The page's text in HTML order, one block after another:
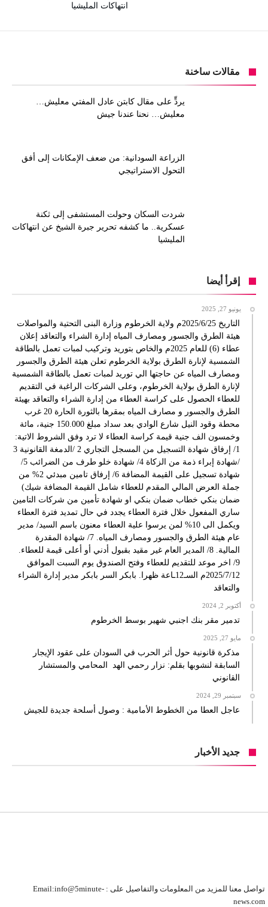
انتهاكات المليشيا
مقالات ساخنة
يردٍّ على مقال كابتن عادل المفتي معليش…
معليش… نحنا عندنا جيش
الزراعة السودانية: من ضعف الإمكانات إلى أفق
التحول الاستراتيجي
شردت السكان وحولت المستشفى إلى ثكنة
عسكرية.. ما كشفه تحرير جبرة الشيخ عن انتهاكات
المليشيا
إقرأ أيضا
يونيو 27, 2025
التاريخ 2025/6/25م ولاية الخرطوم وزارة البنى التحتية والمواصلات
هيئة الطرق والجسور ومصارف المياه إدارة الشراء والتعاقد إعلان
عطاء (6) للعام 2025م والخاص بتوريد وتركيب لمبات تعمل بالطاقة
الشمسية لإنارة الطرق بولاية الخرطوم تعلن هيئة الطرق والجسور
ومصارف المياه عن حاجتها الي توريد لمبات تعمل بالطاقة الشمسية
لإنارة الطرق بولاية الخرطوم، وعلى الشركات الراغبة في التقديم
للعطاء الحصول على كراسة العطاء من إدارة الشراء والتعاقد بهيئة
الطرق والجسور و مصارف المياه بمقرها بالثورة الحارة 20 غرب
محطة وقود النيل شارع الوادي بعد سداد مبلغ 150.000 جنية، مائة
وخمسون الف جنية قيمة كراسة العطاء لا ترد وفق الشروط الاتية:
1/ إرفاق شهادة التسجيل من المسجل التجاري 2 /الدمغة القانونية 3
/شهادة إبراء ذمة من الزكاة 4/ شهادة خلو طرف من الضرائب 5/
شهادة تسجيل على القيمة المضافة 6/ إرفاق تامين مبدئي 2% من
جملة العرض المالي المقدم للعطاء شامل القيمة المضافة شيك)
ضمان بنكي خطاب ضمان بنكي او شهادة تأمين من شركات التامين
ساري المفعول خلال فترة العطاء يجدد في حال تمديد فترة العطاء
ويكمل الى 10% لمن يرسوا علية العطاء معنون باسم السيد/ مدير
عام هيئة الطرق والجسور ومصارف المياه. 7/ شهادة المقدرة
المالية. 8/ المدير العام غير مقيد بقبول أدني أو أعلى قيمة للعطاء.
9/ اخر موعد للتقديم للعطاء وفتح الصندوق يوم السبت الموافق
2025/7/12م السـ12ـاعة ظهرا. بابكر السر بابكر مدير إدارة الشراء
والتعاقد
أكتوبر 2, 2024
تدمير مقر بنك اجنبي شهير بوسط الخرطوم
مايو 27, 2025
مذكرة قانونية حول أثر الحرب في السودان على عقود الإيجار
السابقة لنشوبها بقلم: نزار رحمي الهد المحامي والمستشار
القانوني
سبتمبر 29, 2024
عاجل العطا من الخطوط الأمامية : وصول أسلحة جديدة للجيش
جديد الأخبار
تواصل معنا للمزيد من المعلومات والتفاصيل على : Email:info@5minute-
news.com